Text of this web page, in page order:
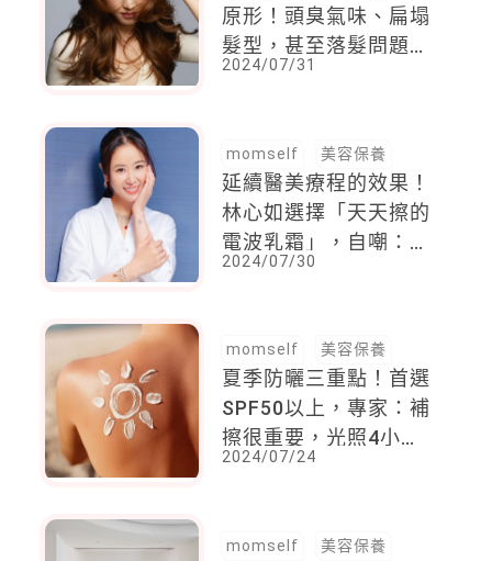
原形！頭臭氣味、扁塌
髮型，甚至落髮問題，
拯救關鍵就在4大清潔
2024/07/31
momself 美容保養
延續醫美療程的效果！
林心如選擇「天天擦的
電波乳霜」，自嘲：老
公根本沒發現老婆變美
2024/07/30
momself 美容保養
夏季防曬三重點！首選
SPF50以上，專家：補
擦很重要，光照4小時
後，防曬係數衰退30％
2024/07/24
momself 美容保養